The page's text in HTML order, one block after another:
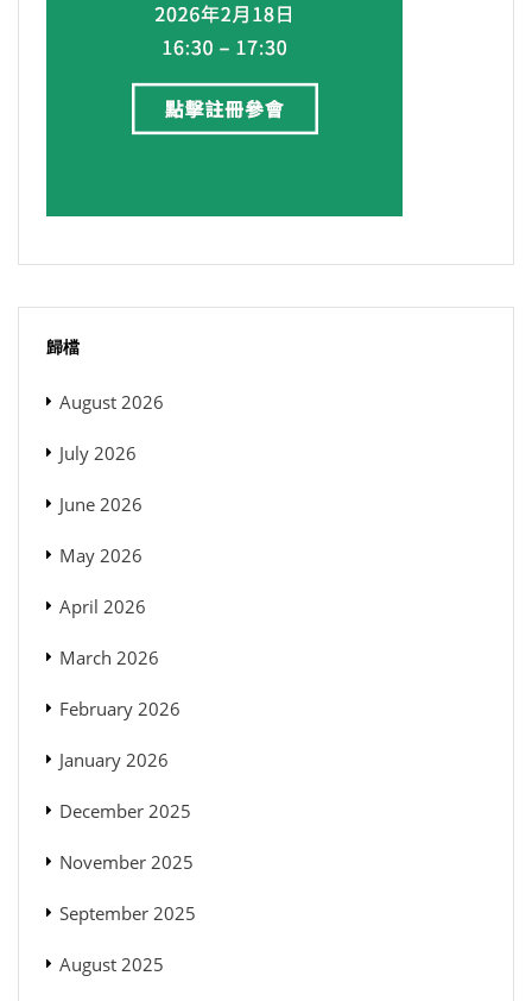
歸檔
August 2026
July 2026
June 2026
May 2026
April 2026
March 2026
February 2026
January 2026
December 2025
November 2025
September 2025
August 2025